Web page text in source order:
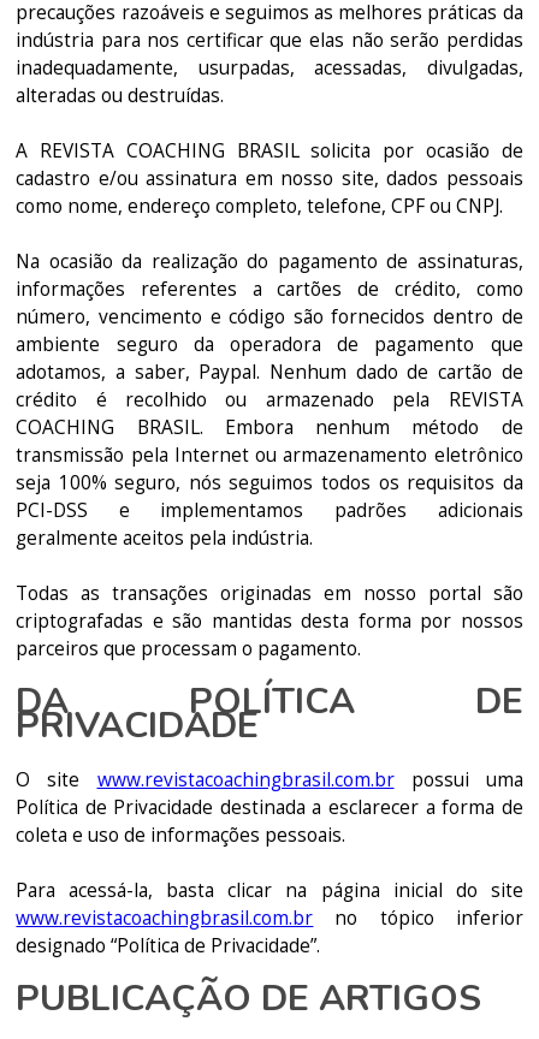
precauções razoáveis e seguimos as melhores práticas da
indústria para nos certificar que elas não serão perdidas
inadequadamente, usurpadas, acessadas, divulgadas,
alteradas ou destruídas.
A REVISTA COACHING BRASIL solicita por ocasião de
cadastro e/ou assinatura em nosso site, dados pessoais
como nome, endereço completo, telefone, CPF ou CNPJ.
Na ocasião da realização do pagamento de assinaturas,
informações referentes a cartões de crédito, como
número, vencimento e código são fornecidos dentro de
ambiente seguro da operadora de pagamento que
adotamos, a saber, Paypal. Nenhum dado de cartão de
crédito é recolhido ou armazenado pela REVISTA
COACHING BRASIL. Embora nenhum método de
transmissão pela Internet ou armazenamento eletrônico
seja 100% seguro, nós seguimos todos os requisitos da
PCI-DSS e implementamos padrões adicionais
geralmente aceitos pela indústria.
Todas as transações originadas em nosso portal são
criptografadas e são mantidas desta forma por nossos
parceiros que processam o pagamento.
DA POLÍTICA DE
PRIVACIDADE
O site www.revistacoachingbrasil.com.brpossui uma
Política de Privacidade destinada a esclarecer a forma de
coleta e uso de informações pessoais.
Para acessá-la, basta clicar na página inicial do site
www.revistacoachingbrasil.com.br no tópico inferior
designado “Política de Privacidade”.
PUBLICAÇÃO DE ARTIGOS